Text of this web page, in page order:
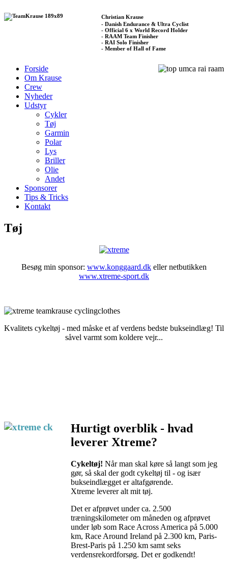
Christian Krause
- Danish Endurance & Ultra Cyclist
- Official 6 x World Record Holder
- RAAM Team Finisher
- RAI Solo Finisher
- Member of Hall of Fame
Forside
Om Krause
Crew
Nyheder
Udstyr
Cykler
Tøj
Garmin
Polar
Lys
Briller
Olie
Andet
Sponsorer
Tips & Tricks
Kontakt
Tøj
Besøg min sponsor: www.konggaard.dk eller netbutikken
www.xtreme-sport.dk
Kvalitets cykeltøj - med måske et af verdens bedste bukseindlæg! Til
såvel varmt som koldere vejr...
Hurtigt overblik - hvad
leverer Xtreme?
Cykeltøj! Når man skal køre så langt som jeg
gør, så skal der godt cykeltøj til - og især
bukseindlægget er altafgørende.
Xtreme leverer alt mit tøj.
Det er afprøvet under ca. 2.500
træningskilometer om måneden og afprøvet
under løb som Race Across America på 5.000
km, Race Around Ireland på 2.300 km, Paris-
Brest-Paris på 1.250 km samt seks
verdensrekordforsøg. Det er godkendt!